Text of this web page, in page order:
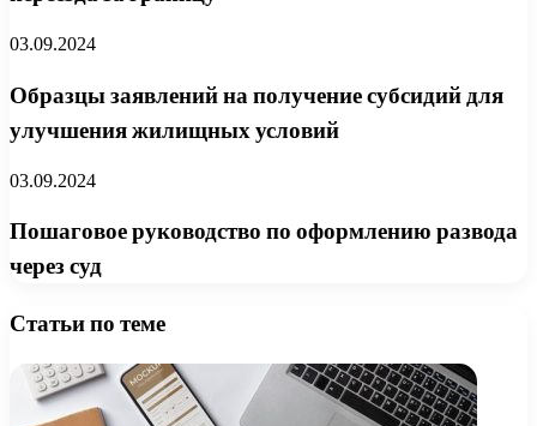
03.09.2024
Образцы заявлений на получение субсидий для
улучшения жилищных условий
03.09.2024
Пошаговое руководство по оформлению развода
через суд
Статьи по теме